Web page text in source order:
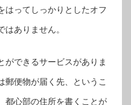
はってしっかりとしたオフ
ありません。
ができるサービスがありま
郵便物が届く先、というこ
都心部の住所を書くことが